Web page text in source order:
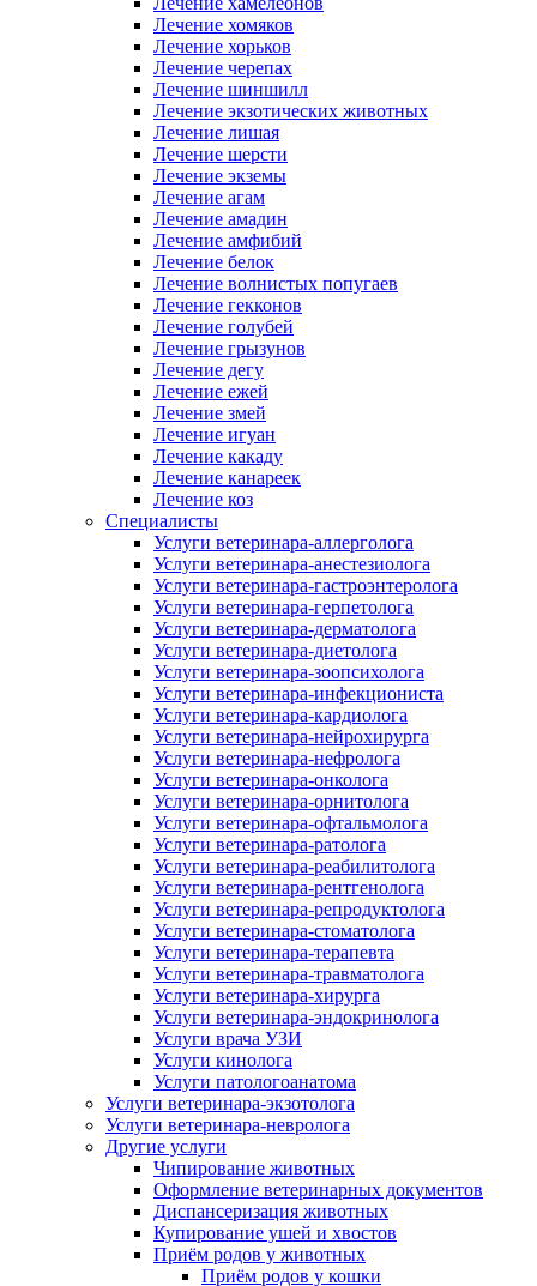
Лечение хомяков
Лечение хорьков
Лечение черепах
Лечение шиншилл
Лечение экзотических животных
Лечение лишая
Лечение шерсти
Лечение экземы
Лечение агам
Лечение амадин
Лечение амфибий
Лечение белок
Лечение волнистых попугаев
Лечение гекконов
Лечение голубей
Лечение грызунов
Лечение дегу
Лечение ежей
Лечение змей
Лечение игуан
Лечение какаду
Лечение канареек
Лечение коз
Специалисты
Услуги ветеринара-аллерголога
Услуги ветеринара-анестезиолога
Услуги ветеринара-гастроэнтеролога
Услуги ветеринара-герпетолога
Услуги ветеринара-дерматолога
Услуги ветеринара-диетолога
Услуги ветеринара-зоопсихолога
Услуги ветеринара-инфекциониста
Услуги ветеринара-кардиолога
Услуги ветеринара-нейрохирурга
Услуги ветеринара-нефролога
Услуги ветеринара-онколога
Услуги ветеринара-орнитолога
Услуги ветеринара-офтальмолога
Услуги ветеринара-ратолога
Услуги ветеринара-реабилитолога
Услуги ветеринара-рентгенолога
Услуги ветеринара-репродуктолога
Услуги ветеринара-стоматолога
Услуги ветеринара-терапевта
Услуги ветеринара-травматолога
Услуги ветеринара-хирурга
Услуги ветеринара-эндокринолога
Услуги врача УЗИ
Услуги кинолога
Услуги патологоанатома
Услуги ветеринара-экзотолога
Услуги ветеринара-невролога
Другие услуги
Чипирование животных
Оформление ветеринарных документов
Диспансеризация животных
Купирование ушей и хвостов
Приём родов у животных
Приём родов у кошки